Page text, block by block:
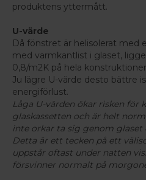
produktens yttermått.
U-värde
Då fönstret är helisolerat med
med varmkantlist i glaset,
0,8/m2K på hela
Ju lägre U-värde desto bättre
energiförlust.
Låga U-värden ökar risken för
glaskassetten och är helt
inte orkar ta sig genom glaset
Detta är ett tecken på ett
uppstår oftast under natten
försvinner normalt på